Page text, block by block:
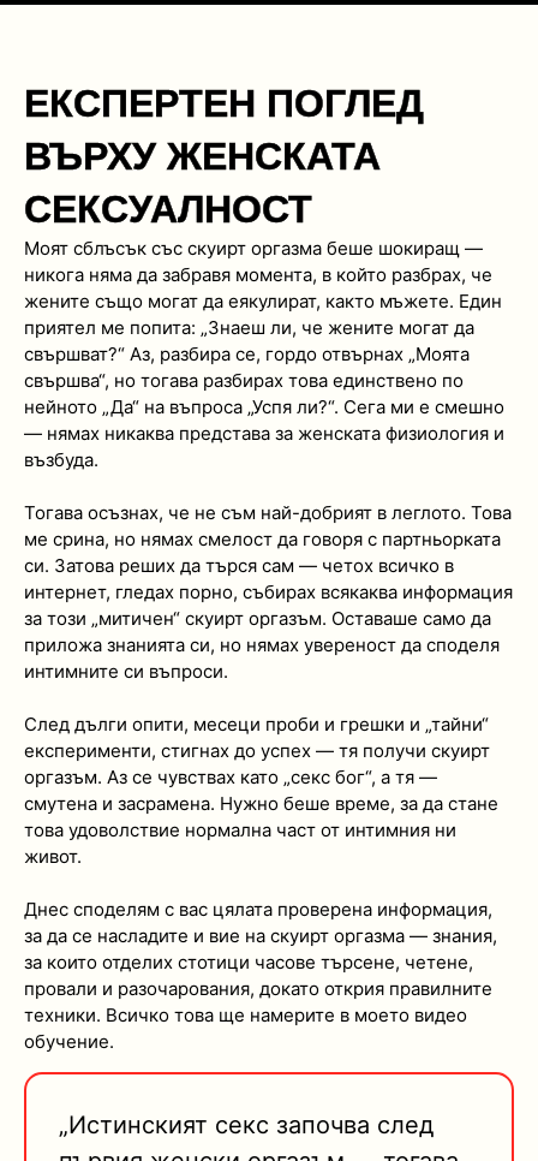
ЕКСПЕРТЕН ПОГЛЕД
ВЪРХУ ЖЕНСКАТА
СЕКСУАЛНОСТ
Моят сблъсък със скуирт оргазма беше шокиращ —
никога няма да забравя момента, в който разбрах, че
жените също могат да еякулират, както мъжете. Един
приятел ме попита: „Знаеш ли, че жените могат да
свършват?“ Аз, разбира се, гордо отвърнах „Моята
свършва“, но тогава разбирах това единствено по
нейното „Да“ на въпроса „Успя ли?“. Сега ми е смешно
— нямах никаква представа за женската физиология и
възбуда.
Тогава осъзнах, че не съм най-добрият в леглото. Това
ме срина, но нямах смелост да говоря с партньорката
си. Затова реших да търся сам — четох всичко в
интернет, гледах порно, събирах всякаква информация
за този „митичен“ скуирт оргазъм. Оставаше само да
приложа знанията си, но нямах увереност да споделя
интимните си въпроси.
След дълги опити, месеци проби и грешки и „тайни“
експерименти, стигнах до успех — тя получи скуирт
оргазъм. Аз се чувствах като „секс бог“, а тя —
смутена и засрамена. Нужно беше време, за да стане
това удоволствие нормална част от интимния ни
живот.
Днес споделям с вас цялата проверена информация,
за да се насладите и вие на скуирт оргазма — знания,
за които отделих стотици часове търсене, четене,
провали и разочарования, докато открия правилните
техники. Всичко това ще намерите в моето видео
обучение.
„Истинският секс започва след